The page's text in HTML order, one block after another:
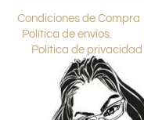
Condiciones de Compra
Política de envíos.
Política de privacidad